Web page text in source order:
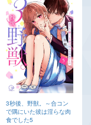
3秒後、野獣。～合コン
で隅にいた彼は淫らな肉
食でした5